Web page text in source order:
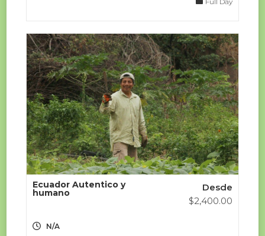
Ecuador Autentico y
humano
Desde
$2,400.00
N/A